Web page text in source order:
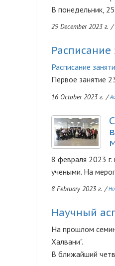
В понедельник,
29 December 2023 г. /
Расписание
Расписание
Первое занятие
16 October 2023 г. /
Изображение
8 февраля 2023
учеными. На
8 February 2023 г. /
Научный
На прошлом
Халвани".
В ближайший